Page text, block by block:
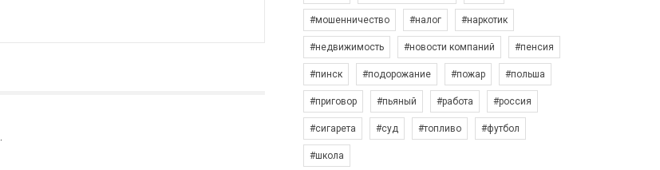
#мошенничество #налог #наркотик
#недвижимость #новости компаний #пенсия
#пинск #подорожание #пожар #польша
#приговор #пьяный #работа #россия
#сигарета #суд #топливо #футбол
#школа